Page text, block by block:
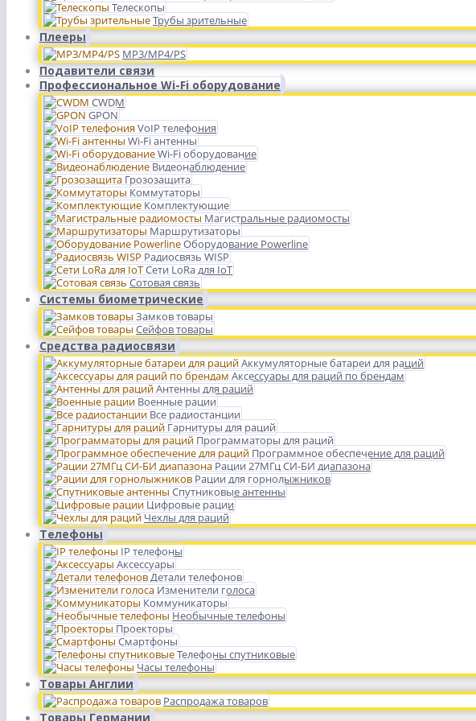
Телескопы
Трубы зрительные
Плееры
MP3/MP4/PS
Подавители связи
Профессиональное Wi-Fi оборудование
CWDM
GPON
VoIP телефония
Wi-Fi антенны
Wi-Fi оборудование
Видеонаблюдение
Грозозащита
Коммутаторы
Комплектующие
Магистральные радиомосты
Маршрутизаторы
Оборудование Powerline
Радиосвязь WISP
Сети LoRa для IoT
Сотовая связь
Системы биометрические
Замков товары
Сейфов товары
Средства радиосвязи
Аккумуляторные батареи для раций
Аксессуары для раций по брендам
Антенны для раций
Военные рации
Все радиостанции
Гарнитуры для раций
Программаторы для раций
Программное обеспечение для раций
Рации 27МГц СИ-БИ диапазона
Рации для горнолыжников
Спутниковые антенны
Цифровые рации
Чехлы для раций
Телефоны
IP телефоны
Аксессуары
Детали телефонов
Изменители голоса
Коммуникаторы
Необычные телефоны
Проекторы
Смартфоны
Телефоны спутниковые
Часы телефоны
Товары Англии
Распродажа товаров
Товары Германии